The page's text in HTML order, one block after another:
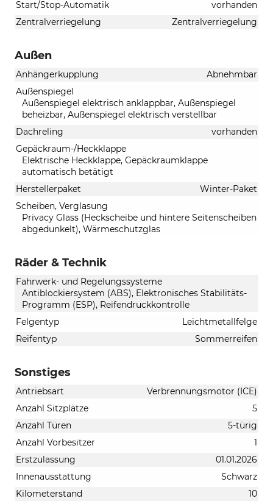
Start/Stop-Automatik
vorhanden
Zentralverriegelung
Zentralverriegelung
Außen
Anhängerkupplung
Abnehmbar
Außenspiegel
Außenspiegel elektrisch anklappbar, Außenspiegel
beheizbar, Außenspiegel elektrisch verstellbar
Dachreling
vorhanden
Gepäckraum-/Heckklappe
Elektrische Heckklappe, Gepäckraumklappe
automatisch betätigt
Herstellerpaket
Winter-Paket
Scheiben, Verglasung
Privacy Glass (Heckscheibe und hintere Seitenscheiben
abgedunkelt), Wärmeschutzglas
Räder & Technik
Fahrwerk- und Regelungssysteme
Antiblockiersystem (ABS), Elektronisches Stabilitäts-
Programm (ESP), Reifendruckkontrolle
Felgentyp
Leichtmetallfelge
Reifentyp
Sommerreifen
Sonstiges
Antriebsart
Verbrennungsmotor (ICE)
Anzahl Sitzplätze
5
Anzahl Türen
5-türig
Anzahl Vorbesitzer
1
Erstzulassung
01.01.2026
Innenausstattung
Schwarz
Kilometerstand
10